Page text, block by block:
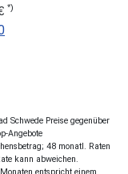
*)
Schwede Preise gegenüber
Angebote
48 monatl. Raten
kann abweichen.